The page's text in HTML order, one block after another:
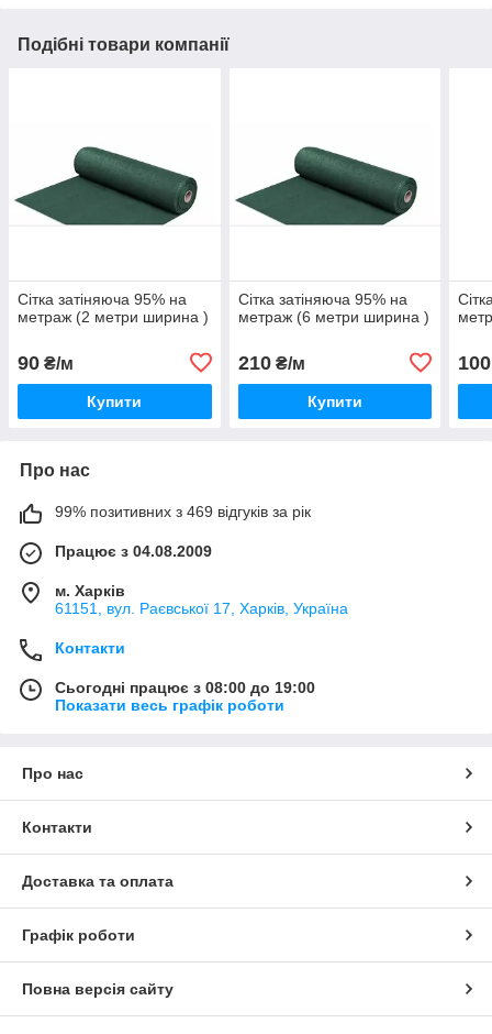
Подібні товари компанії
Сітка затіняюча 95% на
метраж (2 метри ширина )
90 ₴/м
Купити
Сітка затіняюча 95% на
метраж (6 метри ширина )
210₴/м
Купити
100
Про нас
99% позитивних з 469 відгуків за рік
Працює з 04.08.2009
м. Харків
61151, вул. Раєвської 17, Харків, Україна
Контакти
Сьогодні працює з 08:00 до 19:00
Показати весь графік роботи
Про нас
Контакти
Доставка та оплата
Графік роботи
Повна версія сайту